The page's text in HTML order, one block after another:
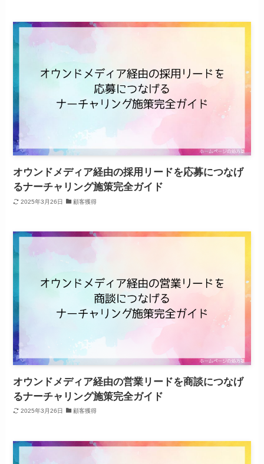
オウンドメディア経由の採用リードを応募につなげ
るナーチャリング施策完全ガイド
2025年3月26日 顧客獲得
オウンドメディア経由の営業リードを商談につなげ
るナーチャリング施策完全ガイド
2025年3月26日 顧客獲得